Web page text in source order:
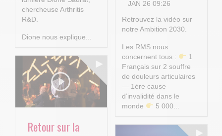
chercheuse Arthritis
R&D.
Dione nous explique...
JAN 26 09:26
Retrouvez la vidéo sur
notre Ambition 2030.
Les RMS nous
concernent tous :
1
Français sur 2 souffre
de douleurs articulaires
— 1ère cause
d’invalidité dans le
monde
5 000...
Retour sur la